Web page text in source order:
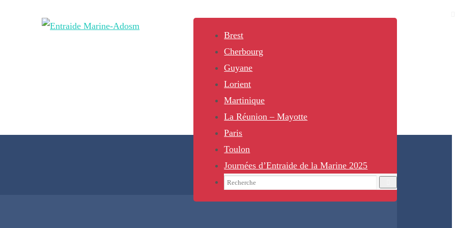
Brest
Cherbourg
Guyane
Lorient
Martinique
La Réunion – Mayotte
Paris
Toulon
Journées d’Entraide de la Marine 2025
Search